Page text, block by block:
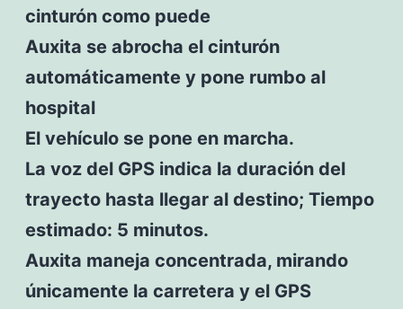
cinturón como puede
Auxita se abrocha el cinturón
automáticamente y pone rumbo al
hospital
El vehículo se pone en marcha.
La voz del GPS indica la duración del
trayecto hasta llegar al destino; Tiempo
estimado: 5 minutos.
Auxita maneja concentrada, mirando
únicamente la carretera y el GPS